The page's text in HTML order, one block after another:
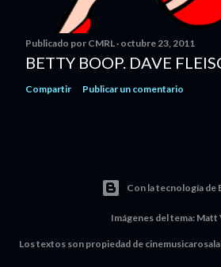
Publicado por CMRL octubre 23, 2011
BETTY BOOP. DAVE
Compartir Publicar un comentario
Con la tecnología de
Imágenes del tema: Matt
Los textos son propiedad de